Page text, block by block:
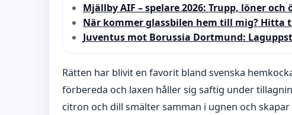
Mjällby AIF – spelare 2026: Trupp, löner och
När kommer glassbilen hem till mig? Hitta
Juventus mot Borussia Dortmund:
Rätten har blivit en favorit bland svenska
förbereda och laxen håller sig saftig under
citron och dill smälter samman i ugnen och